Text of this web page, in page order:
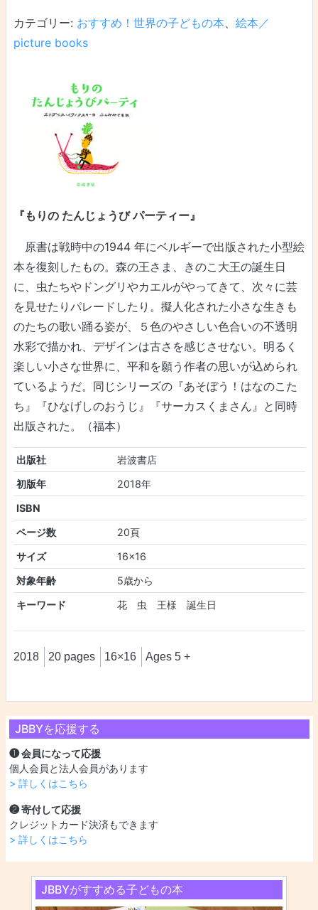
JBBYを応援する
❶ 会員になって応援
個人会員と法人会員があります
> 詳しくはこちら
❷ 寄付して応援
クレジットカード決済もできます
> 詳しくはこちら
JBBYがすすめる子どもの本
カテゴリー: おすすめ！世界の子どもの本、 絵本／
picture books
『もりの たんじょうび パーティー』
原書は戦時中の1944 年にベルギーで出版された小型絵
本を復刻したもの。森の王さま、きのこ大王の誕生日
に、虫たちやドングリやカエルがやってきて、次々に芸
を見せたりパレードしたり。擬人化された小さな生きも
のたちの歌い踊る姿が、５色のやさしい色合いの不透明
水彩で描かれ、デザインは古さを感じさせない。明るく
楽しい小さな世界に、平和を願う作者の思いが込められ
ているようだ。同じシリーズの『あそぼう！はなのこた
ち』『ひなげしのおうじ』『サーカスくまさん』と同時
出版された。（福本）
出版社
岩波書店
初版年
2018年
ISBN
ページ数
20頁
サイズ
16×16
対象年齢
5歳から
キーワード
花 虫 王様 誕生日
2018 20 pages 16×16 Ages 5 +